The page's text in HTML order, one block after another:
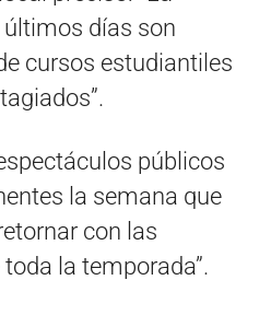
últimos días son
cursos estudiantiles
públicos
la semana que
con las
la temporada”.